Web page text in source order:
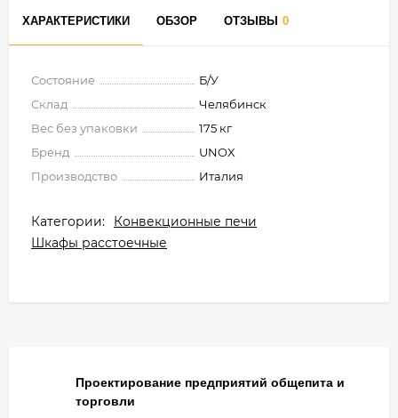
ХАРАКТЕРИСТИКИ ОБЗОР ОТЗЫВЫ 0
Состояние
Б/У
Склад
Челябинск
Вес без упаковки
175 кг
Бренд
UNOX
Производство
Италия
Категории:
Конвекционные печи
Шкафы расстоечные
Проектирование предприятий общепита и
торговли